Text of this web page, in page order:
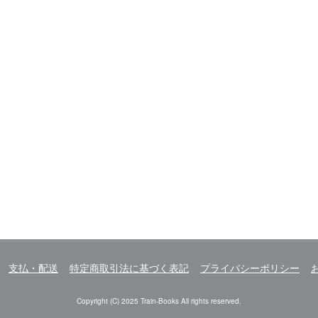
支払・配送 特定商取引法に基づく表記 プライバシーポリシー
Copyright (C) 2025 Train-Books All rights reserved.